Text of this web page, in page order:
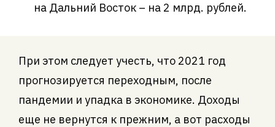
на Дальний Восток – на 2 млрд. рублей.
При этом следует учесть, что 2021 год
прогнозируется переходным, после
пандемии и упадка в экономике. Доходы
еще не вернутся к прежним, а вот расходы